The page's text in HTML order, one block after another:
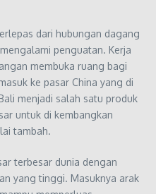
dari hubungan dagang
penguatan. Kerja
membuka ruang bagi
ke pasar China yang di
menjadi salah satu produk
untuk di kembangkan
tambah.
terbesar dunia dengan
yang tinggi. Masuknya arak